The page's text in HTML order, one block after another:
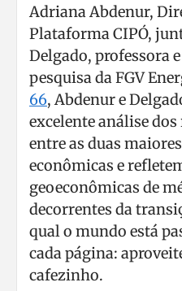
Adriana Abdenur,
Plataforma CIPÓ,
Delgado, professora
pesquisa da FGV
66, Abdenur e
excelente análise
entre as duas
econômicas e
geoeconômicas de
decorrentes da
qual o mundo está
cada página:
cafezinho.